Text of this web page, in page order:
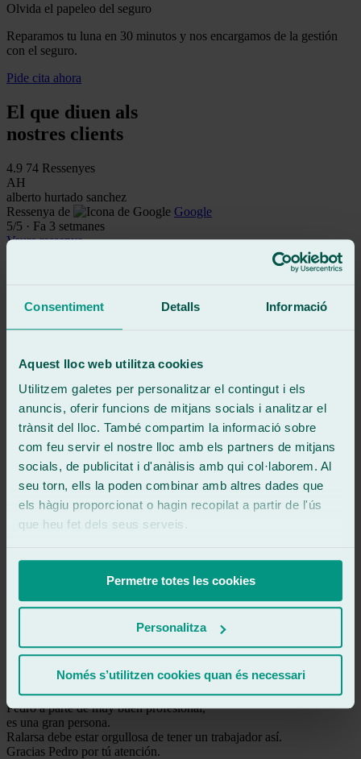
Consentiment Detalls Informació
Aquest lloc web utilitza cookies
Utilitzem galetes per personalitzar el contingut i els
anuncis, oferir funcions de mitjans socials i analitzar el
trànsit del lloc. També compartim la informació sobre
com feu servir el nostre lloc amb els partners de mitjans
socials, de publicitat i d'anàlisis amb qui col·laborem. Al
seu torn, ells la poden combinar amb altres dades que
els hàgiu proporcionat o hagin recopilat a partir de l'ús
que heu fet dels seus serveis.
Permetre totes les cookies
Personalitza
Només s’utilitzen cookies quan és necessari
Olvida el papeleo del seguro
Reparamos tu luna en 30 minutos y nos encargamos de la gestión
con el seguro.
Pide cita ahora
El que diuen als
nostres clients
4.9 74 Ressenyes
AH
alberto hurtado sanchez
Ressenya de
Google
5/5 · Fa 3 setmanes
Veure ressenya
Veure ressenya
/5· Fa 1 mes
Veure ressenya
Atencio perfecte per part del Sr. Pere, en dues hores resolt.
Molt recomanable. Gracies Pere.
Veure ressenya
pedro alvarez
Ressenya de
/5· Fa 8 mesos
Veure ressenya
que es una bellísima persona, atento y muy profesional.
FN
/5· Fa 9 mesos
Trabajo rápido y perfecto.
Pedro a parte de muy buen profesional,
es una gran persona.
Ralarsa debe estar orgullosa de tener un trabajador así.
Gracias Pedro por tú atención.